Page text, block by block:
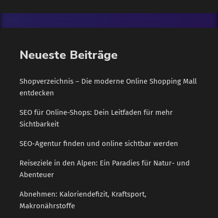
Folgejahren ist unsere Tonnage […]
Neueste Beiträge
Shopverzeichnis – Die moderne Online Shopping Mall
entdecken
SEO für Online-Shops: Dein Leitfaden für mehr
Sichtbarkeit
SEO-Agentur finden und online sichtbar werden
Reiseziele in den Alpen: Ein Paradies für Natur- und
Abenteuer
Abnehmen: Kaloriendefizit, Kraftsport,
Makronährstoffe